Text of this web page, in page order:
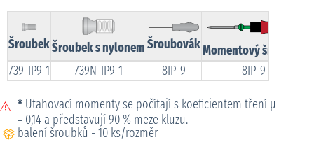
ŠroubekŠroubek s nylonemŠroubovákMomentový šroubovák
739-IP9-1
739N-IP9-1 8IP-9 8IP-9TL
* Utahovací momenty se počítají s koeficientem tření μ
= 0,14 a představují 90 % meze kluzu.
balení šroubků - 10 ks/rozměr